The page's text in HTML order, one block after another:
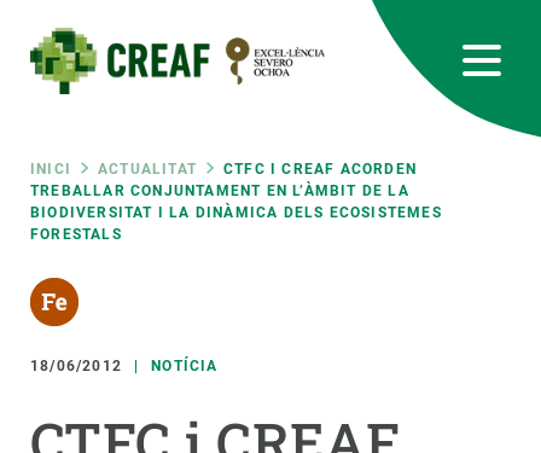
contingut
Fil
d'ariadna
INICI ACTUALITAT
CTFC I CREAF ACORDEN
TREBALLAR CONJUNTAMENT EN L’ÀMBIT DE LA
BIODIVERSITAT I LA DINÀMICA DELS ECOSISTEMES
FORESTALS
18/06/2012 NOTÍCIA
RRSS
Featured
responsive
INTRANET
Responsive
SOBRE NOSALTRES
RECERCA